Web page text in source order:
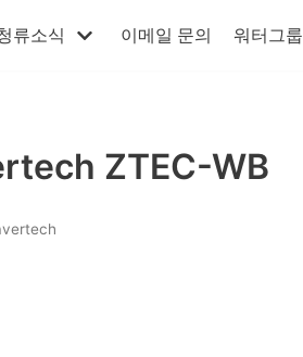
류소식 이메일 문의 워터그룹
ZTEC-WB